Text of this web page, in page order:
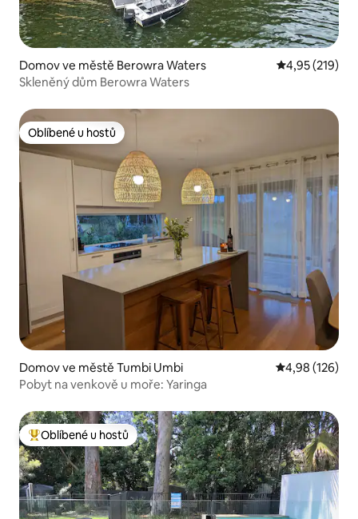
Domov ve městě Berowra Waters Průměrné
4,95 (219)
Skleněný dům Berowra Waters
Oblíbené u hostů
Oblíbené u hostů
Domov ve městě Tumbi Umbi Průměrné
4,98 (126)
Pobyt na venkově u moře: Yaringa
Nejlepší v kategorii Oblíbené u hostů
Oblíbené u hostů